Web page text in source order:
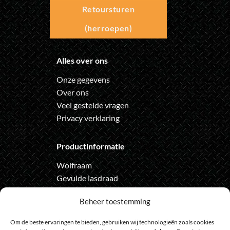
Beheer toestemming
Om de beste ervaringen te bieden, gebruiken wij technologieën zoals cookies
Retoursturen
(herroepen)
Alles over ons
Onze gegevens
Over ons
Veel gestelde vragen
Privacy verklaring
Productinformatie
Wolfraam
Gevulde lasdraad
Onze nieuwsbrief